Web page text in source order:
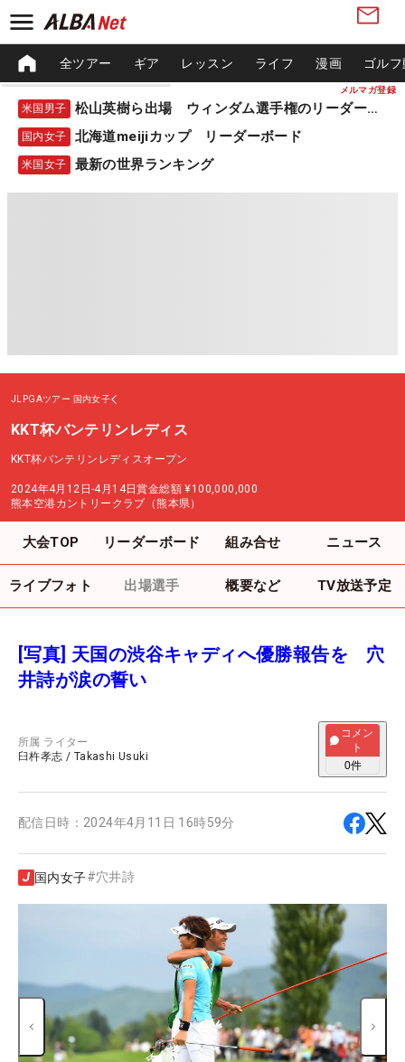
メルマガ登録
全ツアー ギア レッスン ライフ 漫画 ゴル
米国男子 松山英樹ら出場 ウィンダム選手権のリーダーボード
国内女子 北海道meijiカップ リーダーボード
米国女子 最新の世界ランキング
JLPGAツアー 国内女子
KKT杯バンテリンレディス
KKT杯バンテリンレディスオープン
2024年4月12日-4月14日賞金総額 ¥100,000,000
熊本空港カントリークラブ（熊本県）
大会TOP リーダーボード 組み合せ ニュース
ライブフォト 出場選手 概要など TV放送予定
[写真] 天国の渋谷キャディへ優勝報告を 穴
井詩が涙の誓い
所属 ライター
臼杵孝志 / Takashi Usuki
コメン
ト
0件
配信日時： 2024年4月11日 16時59分
国内女子#穴井詩